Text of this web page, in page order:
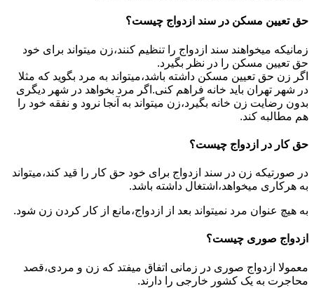
حق تعیین مسکن در سند ازدواج چیست؟
زمانیکه میخواهند سند ازدواج را تنظیم کنند،زن میتواند برای خود
حق تعیین مسکن را در نظر بگیرد.
اگر زن حق تعیین مسکن داشته باشد،میتواند به مرد بگوید که مثلا
در شهر تهران باید خانه فراهم کنی.اگر مرد بخواهد در شهر دیگری
بدون رضایت زن خانه بگیرد،زن میتواند به آنجا نرود و نفقه خود را
هم مطالبه کند.
حق کار در ازدواج چیست؟
در صورتیکه زن در سند ازدواج برای خود حق کار را قید کند،میتواند
به هرکاری میخواهد،اشتغال داشته باشد.
به هیچ عنوان مرد نمیتواند بعد از ازدواج،مانع از کار کردن زن شود.
ازدواج صوری چیست؟
معمولا ازدواج صوری در زمانی اتفاق میفتد که زن و مردی،قصد
محاجرت به یک کشور خارجی را دارند.